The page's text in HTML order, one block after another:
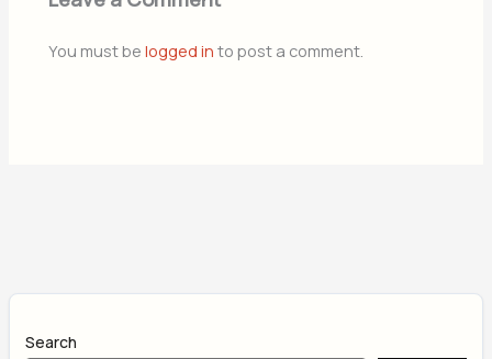
You must belogged in to post a comment.
Search